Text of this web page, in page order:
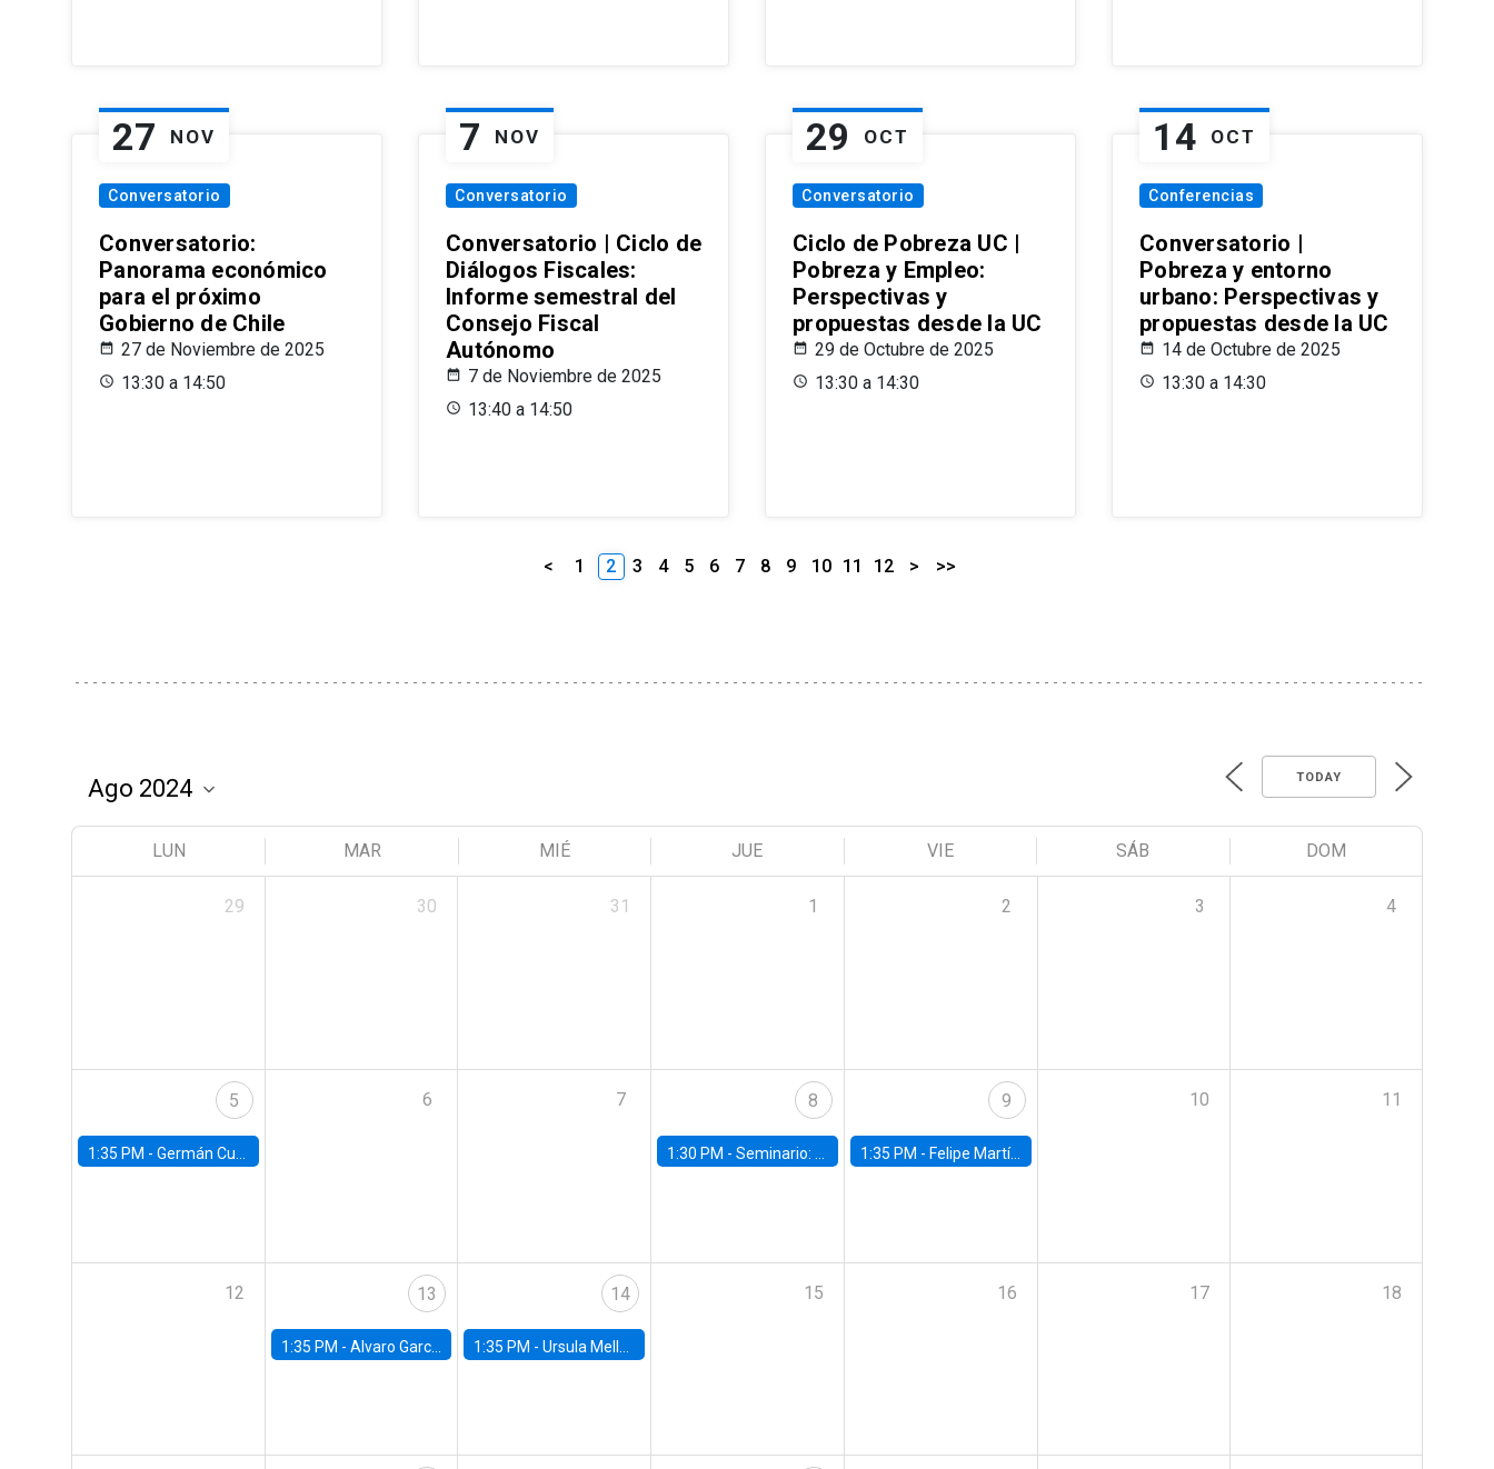
27 NOV
Conversatorio
Conversatorio:
Panorama económico
para el próximo
Gobierno de Chile
27 de Noviembre de 2025
13:30 a 14:50
7 NOV
Conversatorio
Conversatorio | Ciclo de
Diálogos Fiscales:
Informe semestral del
Consejo Fiscal
Autónomo
7 de Noviembre de 2025
13:40 a 14:50
29 OCT
Conversatorio
Ciclo de Pobreza UC |
Pobreza y Empleo:
Perspectivas y
propuestas desde la UC
29 de Octubre de 2025
13:30 a 14:30
14 OCT
Conferencias
Conversatorio |
Pobreza y entorno
urbano: Perspectivas y
propuestas desde la UC
14 de Octubre de 2025
13:30 a 14:30
< 1 2 3 4 5 6 7 8 9 10 11 12 > >>
TODAY
LUN MAR MIÉ JUE VIE SÁB DOM
29 30 31 1 2 3 4
5
1:35 PM - Germán Cubas, University of Houston
6 7 8
1:30 PM -Seminario: “Recuperando la humanidad para progresar en la era de la IA»
9
1:35 PM - Felipe Martínez, alumno Doctorado en Economía UC
10 11
12 13
1:35 PM - Alvaro Garcia-Marin, Universidad de Los Andes
14
1:35 PM -Ursula Mello, Insper - Institute of Education and Research
15 16 17 18